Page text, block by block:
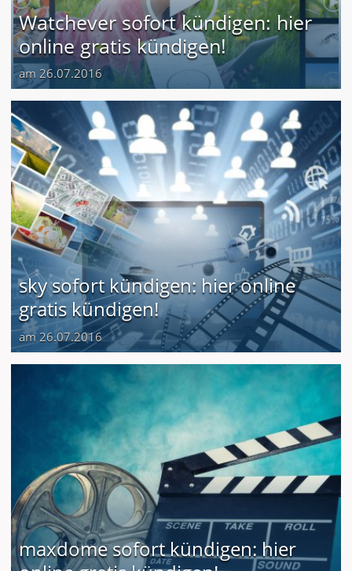
Watchever sofort kündigen: hier
online gratis kündigen!
am 26.07.2016
sky sofort kündigen: hier online
gratis kündigen!
am 26.07.2016
maxdome sofort kündigen: hier